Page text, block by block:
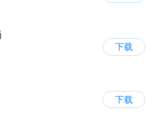
下载
下载